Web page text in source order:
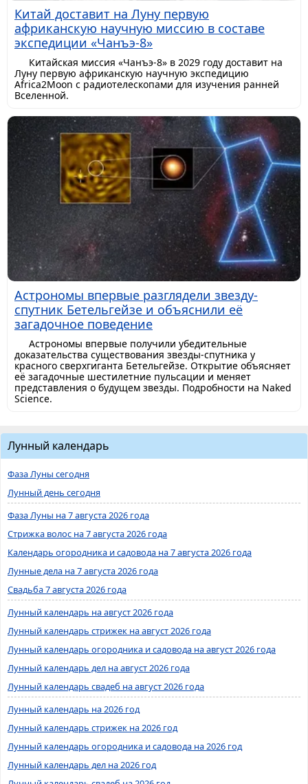
Китай доставит на Луну первую
африканскую научную миссию в составе
экспедиции «Чанъэ-8»
Китайская миссия «Чанъэ-8» в 2029 году доставит на
Луну первую африканскую научную экспедицию
Africa2Moon с радиотелескопами для изучения ранней
Вселенной.
Астрономы впервые разглядели звезду-
спутник Бетельгейзе и объяснили её
загадочное поведение
Астрономы впервые получили убедительные
доказательства существования звезды-спутника у
красного сверхгиганта Бетельгейзе. Открытие объясняет
её загадочные шестилетние пульсации и меняет
представления о будущем звезды. Подробности на Naked
Science.
Лунный календарь
Фаза Луны сегодня
Лунный день сегодня
Фаза Луны на 7 августа 2026 года
Стрижка волос на 7 августа 2026 года
Календарь огородника и садовода на 7 августа 2026 года
Лунные дела на 7 августа 2026 года
Свадьба 7 августа 2026 года
Лунный календарь на август 2026 года
Лунный календарь стрижек на август 2026 года
Лунный календарь огородника и садовода на август 2026 года
Лунный календарь дел на август 2026 года
Лунный календарь свадеб на август 2026 года
Лунный календарь на 2026 год
Лунный календарь стрижек на 2026 год
Лунный календарь огородника и садовода на 2026 год
Лунный календарь дел на 2026 год